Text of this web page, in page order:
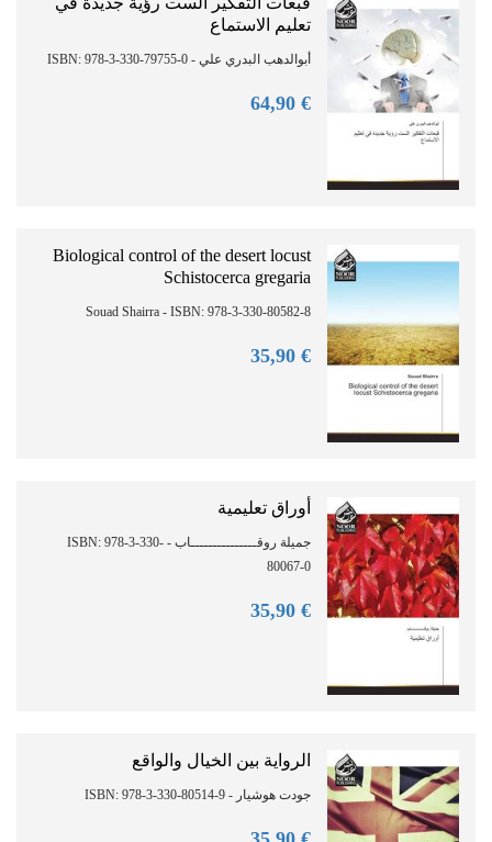
تعليم الاستماع
أبوالدهب البدري علي - ISBN: 978-3-330-79755-0
€ 64,
90
Biological control of the desert locust
Schistocerca gregaria
Souad Shairra - ISBN: 978-3-330-80582-8
€ 35,
90
أوراق تعليمية
جميلة روقـــــــــــــــاب - ISBN: 978-3-330-
80067-0
€ 35,
90
الرواية بين الخيال والواقع
جودت هوشيار - ISBN: 978-3-330-80514-9